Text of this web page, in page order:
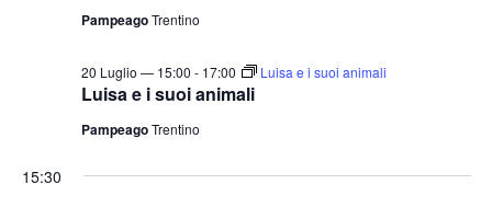
PampeagoTrentino
Luisa e i suoi animali
20 Luglio — 15:00 - 17:00 Luisa e i suoi animali
PampeagoTrentino
15:30